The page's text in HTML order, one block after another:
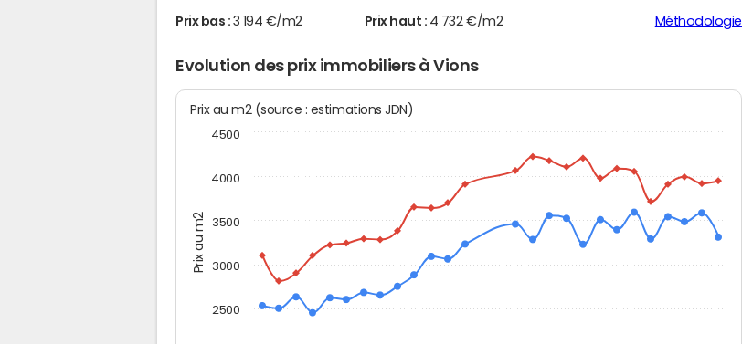
Prix bas : 3 194 €/m2 Prix haut : 4 732 €/m2 Méthodologie
Evolution des prix immobiliers à Vions
Prix au m2
Prix au m2 (source : estimations JDN)
2500
3000
3500
4000
4500